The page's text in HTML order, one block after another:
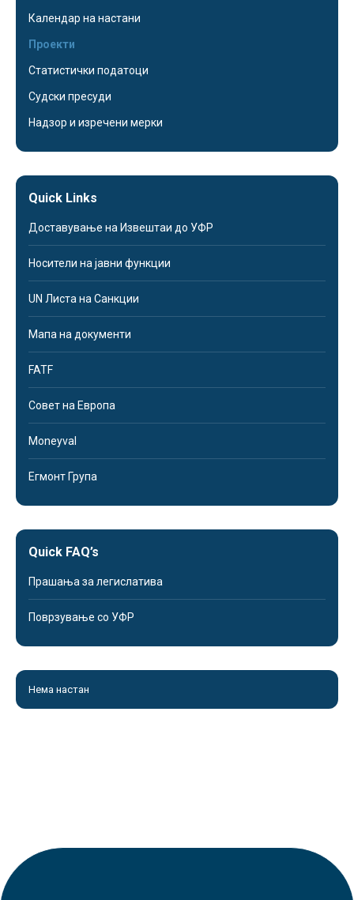
Календар на настани
Проекти
Статистички податоци
Судски пресуди
Надзор и изречени мерки
Quick Links
Доставување на Извештаи до УФР
Носители на јавни функции
UN Листа на Санкции
Мапа на документи
FATF
Совет на Европа
Moneyval
Егмонт Група
Quick FAQ’s
Прашања за легислатива
Поврзување со УФР
Нема настан